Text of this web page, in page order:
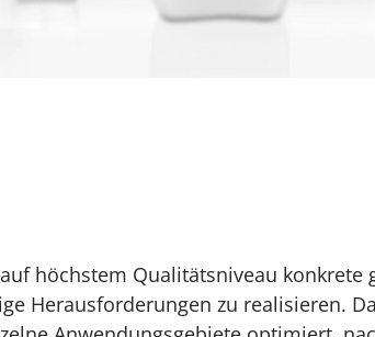
höchstem Qualitätsniveau konkrete
Herausforderungen zu realisieren.